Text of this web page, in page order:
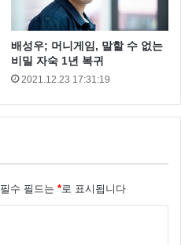
배성우; 머니게임, 말할 수 없는
비밀 자숙 1년 복귀
2021.12.23 17:31:19
필수 필드는 *로 표시됩니다